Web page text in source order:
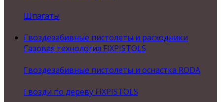
Шпагаты
Гвоздезабивные пистолеты и расходники
Газовая технология FIXPISTOLS
Гвоздезабивные пистолеты и оснастка RODA
Гвозди по дереву FIXPISTOLS